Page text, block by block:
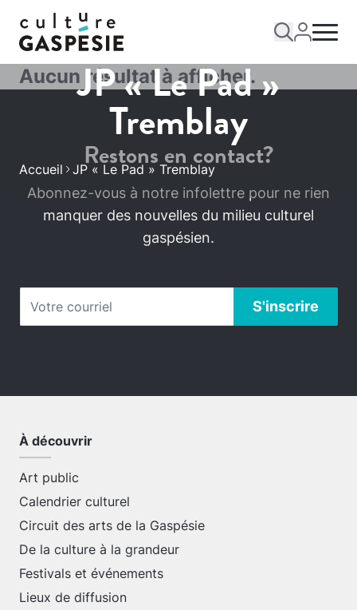
JP « Le Pad »
Tremblay
Accueil JP « Le Pad » Tremblay
Aucun résultat à afficher.
Restons en contact?
Abonnez-vous à notre infolettre pour ne rien
manquer des nouvelles du milieu culturel
gaspésien.
À découvrir
Art public
Calendrier culturel
Circuit des arts de la Gaspésie
De la culture à la grandeur
Festivals et événements
Lieux de diffusion